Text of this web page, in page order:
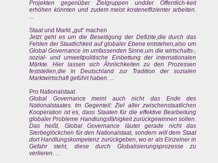
Projekten gegenüber Zielgruppen undder Öffentlich-keit
erhöhen könnten und zudem meist kosteneffizienter arbeiten.
...
Staat und Markt „gut“ machen
Jetzt geht es um die Beseitigung der Defizite,die durch das
Fehlen der Staatlichkeit auf globaler Ebene entstehen,also um
Global Governance im umfassenden Sinne,um die wirtschafts-,
sozial- und umweltpolitische Einbettung der internationalen
Märkte. Hier lassen sich Ähnlichkeiten zu den Prozessen
feststellen,die in Deutschland zur Tradition der sozialen
Marktwirtschaft geführt haben. ...
Pro Nationalstaat
Global Governance meint auch nicht das Ende des
Nationalstaates. Im Gegenteil: Ziel aller zwischenstaatlichen
Kooperation ist es, dass Staaten für die effektive Bearbeitung
globaler Probleme Handlungsfähigkeit zurückgewinnen sollen.
Das heißt, Global Governance läutet gerade nicht das
Sterbeglöckchen für den Nationalstaat, sondern will dem Staat
dort Handlungskompetenz zurückgeben, wo er als Einzelner in
Gefahr steht, diese durch Globalisierungsprozesse zu
verlieren. ...